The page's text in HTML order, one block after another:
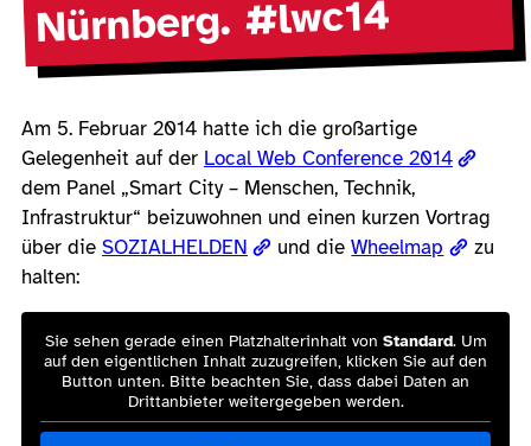
Nürnberg. #lwc14
Am 5. Februar 2014 hatte ich die großartige
Gelegenheit auf der Local Web Conference 2014
dem Panel „Smart City – Menschen, Technik,
Infrastruktur“ beizuwohnen und einen kurzen Vortrag
über die SOZIALHELDEN und dieWheelmap
zu
halten:
Sie sehen gerade einen Platzhalterinhalt von Standard. Um
auf den eigentlichen Inhalt zuzugreifen, klicken Sie auf den
Button unten. Bitte beachten Sie, dass dabei Daten an
Drittanbieter weitergegeben werden.